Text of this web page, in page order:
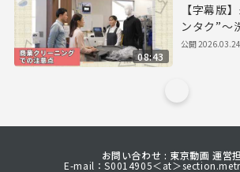
08:43
【字幕版
ンタク”～
ナブルファ
公開2026.03.24
お問い合わせ : 東京動画 運営
E-mail：S0014905＜at＞